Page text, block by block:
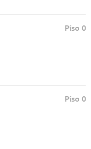
Piso 0
Piso 0